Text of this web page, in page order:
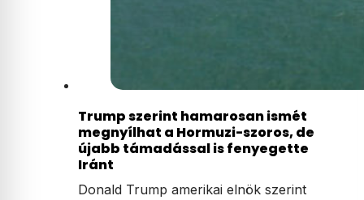
Trump szerint hamarosan ismét
megnyílhat a Hormuzi-szoros, de
újabb támadással is fenyegette
Iránt
Donald Trump amerikai elnök szerint